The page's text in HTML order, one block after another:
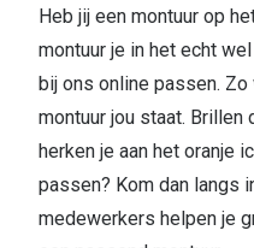
Heb jij een montuur op
montuur je in het echt
bij ons online passen.
montuur jou staat. Brillen
herken je aan het oranje
passen? Kom dan langs
medewerkers helpen je